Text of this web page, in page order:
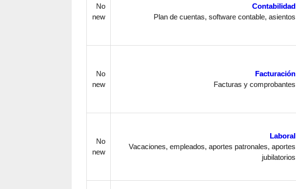
No
new
Contabilidad
Plan de cuentas, software contable, asientos
No
new
Facturación
Facturas y comprobantes
No
new
Laboral
Vacaciones, empleados, aportes patronales, aportes
jubilatorios